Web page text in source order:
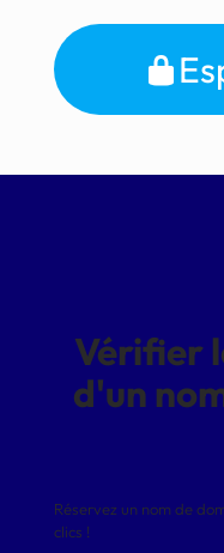
Vérifier
d'un
Réservez un nom de
clics !